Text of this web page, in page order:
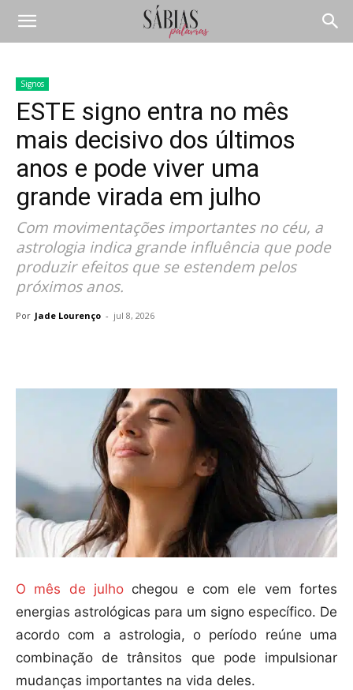
Signos
ESTE signo entra no mês
mais decisivo dos últimos
anos e pode viver uma
grande virada em julho
Com movimentações importantes no céu, a
astrologia indica grande influência que pode
produzir efeitos que se estendem pelos
próximos anos.
Por Jade Lourenço - jul 8, 2026
O mês de julho chegou e com ele vem fortes
energias astrológicas para um signo específico. De
acordo com a astrologia, o período reúne uma
combinação de trânsitos que pode impulsionar
mudanças importantes na vida deles.